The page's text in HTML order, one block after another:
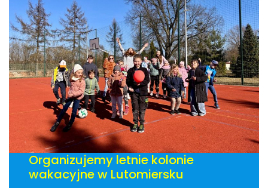
Organizujemy letnie kolonie
wakacyjne w Lutomiersku